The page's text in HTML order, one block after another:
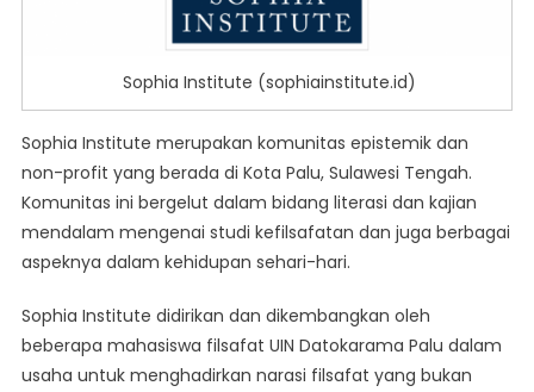
Sophia Institute (sophiainstitute.id)
Sophia Institute merupakan komunitas epistemik dan
non-profit yang berada di Kota Palu, Sulawesi Tengah.
Komunitas ini bergelut dalam bidang literasi dan kajian
mendalam mengenai studi kefilsafatan dan juga berbagai
aspeknya dalam kehidupan sehari-hari.
Sophia Institute didirikan dan dikembangkan oleh
beberapa mahasiswa filsafat UIN Datokarama Palu dalam
usaha untuk menghadirkan narasi filsafat yang bukan